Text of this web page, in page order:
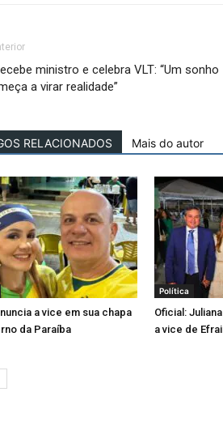
ministro e celebra VLT: “Um sonho
a virar realidade”
RELACIONADOS Mais do autor
a vice em sua chapa
da Paraíba
Política
Oficial:
a vice de